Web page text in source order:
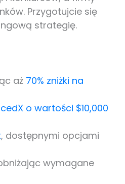
Przygotujcie się
strategię.
aż 70% zniżki na
o wartości $10,000
, dostępnymi opcjami
wymagane